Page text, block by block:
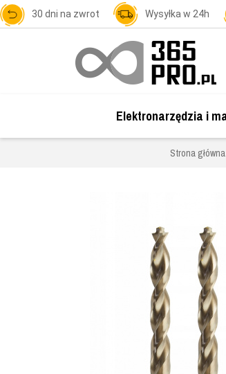
30 dni na zwrot Wysyłka w 24h
Elektronarzędzia i
Strona główna